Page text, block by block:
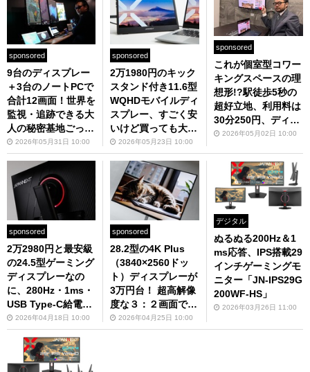
sponsored
9台のディスプレー
＋3台のノートPCで
合計12画面！世界を
監視・追跡できる大
人の秘密基地ごっこ
をご覧あれ
2026年05月31日 10:00
sponsored
2万1980円のキック
スタンド付き11.6型
WQHDモバイルディ
スプレー、すごく安
いけど買っても大丈
夫？2026年05月23日 10:00
sponsored
これが個室型コワー
キングスペースの理
想形!?駅徒歩5秒の
超好立地、利用料は
30分250円、ディス
プレーは4K＆ピボ
どる「いいオフィス
浅草」
2026年05月02日 10:00
sponsored
2万2980円と最安級
の24.5型ゲーミング
ディスプレーなの
に、280Hz・1ms・
USB Type-C給電・
昇降式多機能スタン
ド！もうこれでいい
じゃない
2026年04月18日 10:00
sponsored
28.2型の4K Plus
（3840×2560ドッ
ト）ディスプレーが
3万円台！ 超高解像
度な３：２画面で仕
事がはかどりまくる
こと間違いなし
2026年04月25日 10:00
デジタル
ぬるぬる200Hz＆1
ms応答、IPS搭載29
インチゲーミングモ
ニター「JN-IPS29G
200WF-HS」
2026年03月26日 11:00